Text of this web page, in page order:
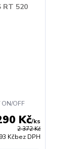
OFF
2 372 Kč
Kč/ks
Kčbez DPH